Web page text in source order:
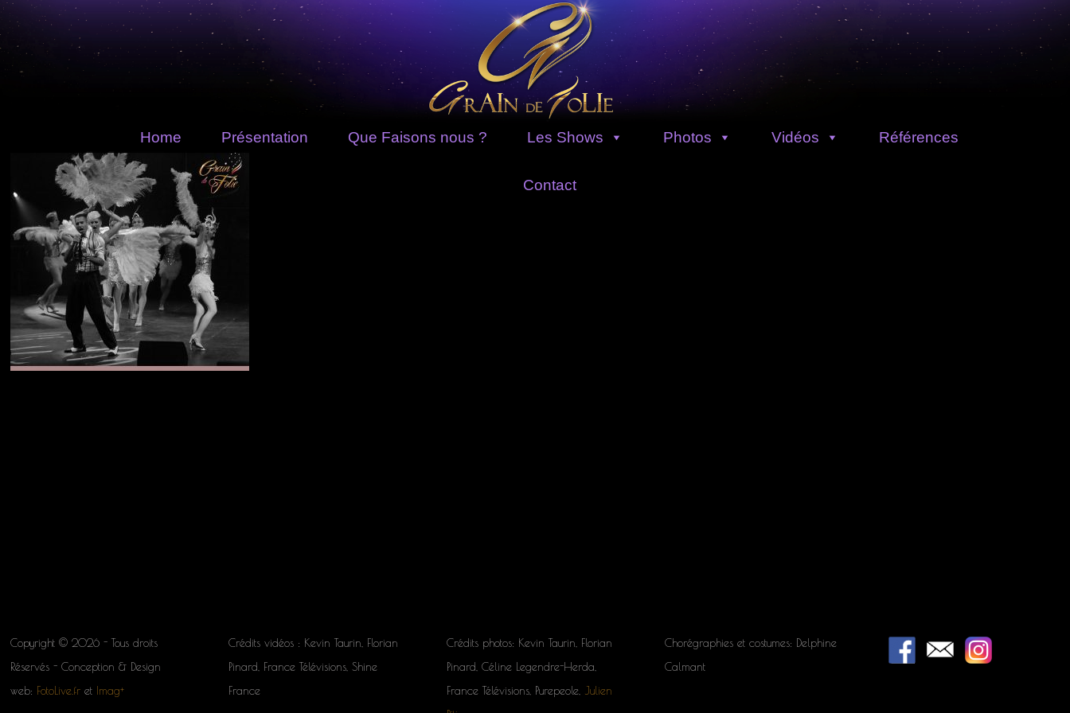
Home Présentation Que Faisons nous ? Les Shows Photos Vidéos Références
Contact
Copyright © 2026 - Tous droits
Réservés - Conception & Design
web: FotoLive.fr et Imag+
Crédits vidéos : Kevin Taurin, Florian
Pinard, France Télévisions, Shine
France
Crédits photos: Kevin Taurin, Florian
Pinard, Céline Legendre-Herda,
France Télévisions, Purepeole,
Julien
Chorégraphies et costumes: Delphine
Calmant